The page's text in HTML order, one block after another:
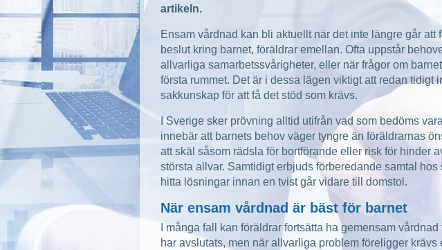
artikeln.
Ensam vårdnad kan bli aktuellt när det inte längre går att
beslut kring barnet, föräldrar emellan. Ofta uppstår
allvarliga samarbetssvårigheter, eller när frågor om
första rummet. Det är i dessa lägen viktigt att redan tidigt
sakkunskap för att få det stöd som krävs.
I Sverige sker prövning alltid utifrån vad som bedöms
innebär att barnets behov väger tyngre än föräldrarnas
att skäl såsom rädsla för bortförande eller risk för hinder
största allvar. Samtidigt erbjuds förberedande samtal hos
hitta lösningar innan en tvist går vidare till domstol.
När ensam vårdnad är bäst för barnet
I många fall kan föräldrar fortsätta ha gemensam
har avslutats, men när allvarliga problem föreligger